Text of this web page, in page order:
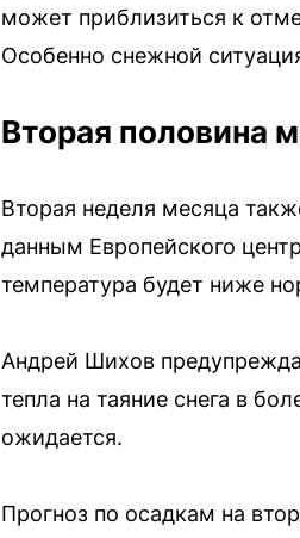
может приблизиться к
Особенно снежной
Вторая половина
Вторая неделя месяца
данным Европейского
температура будет ниже
Андрей Шихов
тепла на таяние снега в
ожидается.
Прогноз по осадкам на